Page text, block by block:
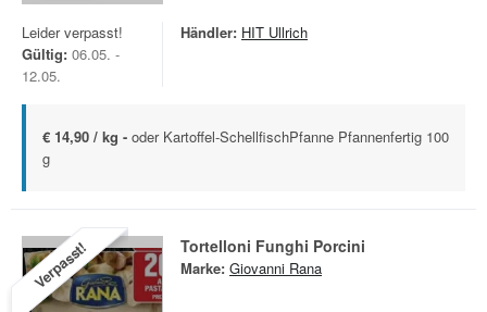
Leider verpasst!
Gültig: 06.05. -
12.05.
Händler: HIT Ullrich
€ 14,90 / kg - oder Kartoffel-SchellfischPfanne Pfannenfertig 100
g
Verpasst! Tortelloni Funghi Porcini
Marke: Giovanni Rana